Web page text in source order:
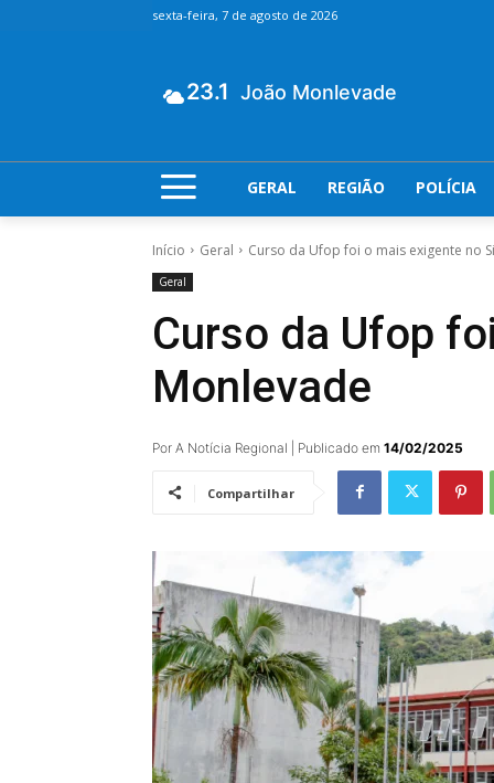
sexta-feira, 7 de agosto de 2026
23.1 João Monlevade
GERAL REGIÃO POLÍCIA
Início Geral Curso da Ufop foi o mais exigente no
Geral
Curso da Ufop
Monlevade
Por A Notícia Regional | Publicado em 14/02/2025
Compartilhar